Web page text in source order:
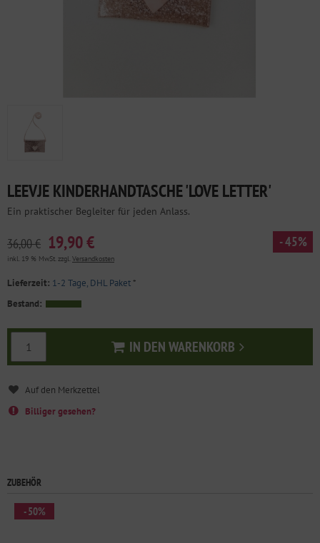
LEEVJE KINDERHANDTASCHE 'LOVE LETTER'
Ein praktischer Begleiter für jeden Anlass.
36,00 € 19,90 € - 45%
inkl. 19 % MwSt. zzgl. Versandkosten
Lieferzeit: 1-2 Tage, DHL Paket*
Bestand:
IN DEN WARENKORB
In den Warenkorb
Billiger gesehen?
ZUBEHÖR
- 50%